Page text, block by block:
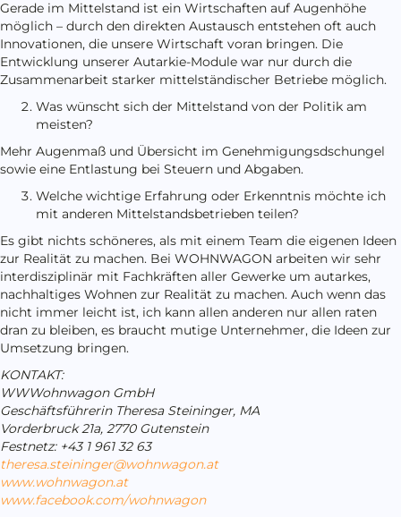
Gerade im Mittelstand ist ein Wirtschaften auf Augenhöhe
möglich – durch den direkten Austausch entstehen oft auch
Innovationen, die unsere Wirtschaft voran bringen. Die
Entwicklung unserer Autarkie-Module war nur durch die
Zusammenarbeit starker mittelständischer Betriebe möglich.
Was wünscht sich der Mittelstand von der Politik am
meisten?
Mehr Augenmaß und Übersicht im Genehmigungsdschungel
sowie eine Entlastung bei Steuern und Abgaben.
Welche wichtige Erfahrung oder Erkenntnis möchte ich
mit anderen Mittelstandsbetrieben teilen?
Es gibt nichts schöneres, als mit einem Team die eigenen Ideen
zur Realität zu machen. Bei WOHNWAGON arbeiten wir sehr
interdisziplinär mit Fachkräften aller Gewerke um autarkes,
nachhaltiges Wohnen zur Realität zu machen. Auch wenn das
nicht immer leicht ist, ich kann allen anderen nur allen raten
dran zu bleiben, es braucht mutige Unternehmer, die Ideen zur
Umsetzung bringen.
KONTAKT:
WWWohnwagon GmbH
Geschäftsführerin Theresa Steininger, MA
Vorderbruck 21a, 2770 Gutenstein
Festnetz: +43 1 961 32 63
theresa.steininger@wohnwagon.at
www.wohnwagon.at
www.facebook.com/wohnwagon